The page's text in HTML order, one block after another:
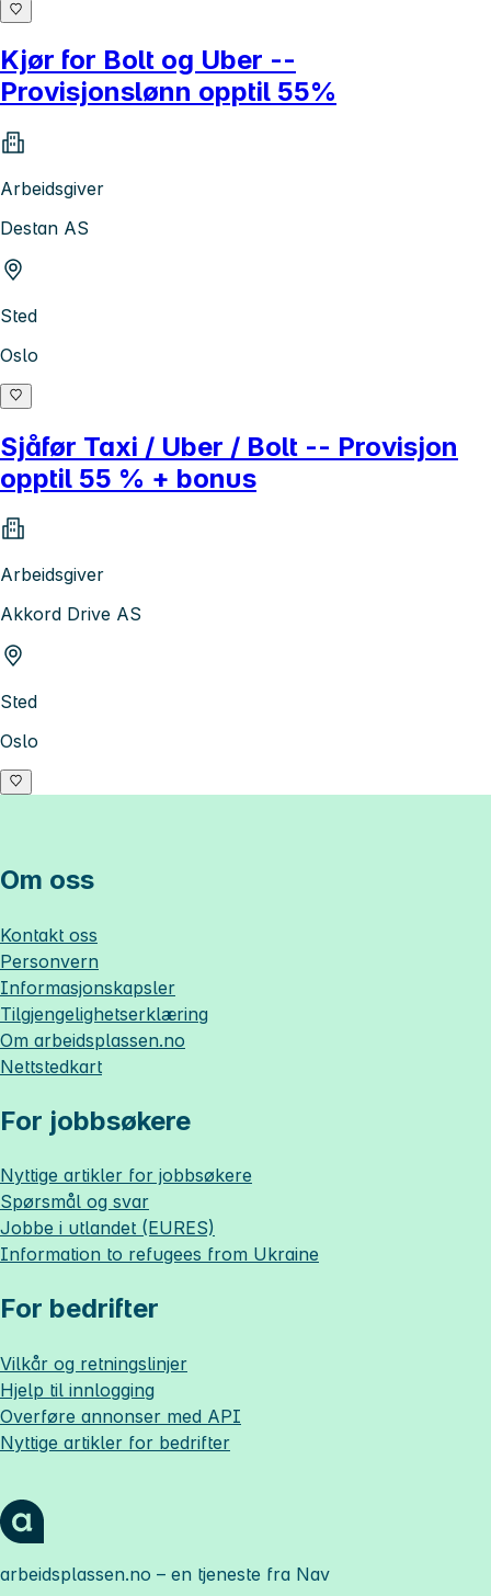
Kjør for Bolt og Uber --
Provisjonslønn opptil 55%
Arbeidsgiver
Destan AS
Sted
Oslo
Sjåfør Taxi / Uber / Bolt -- Provisjon
opptil 55 % + bonus
Arbeidsgiver
Akkord Drive AS
Sted
Oslo
Om oss
Kontakt oss
Personvern
Informasjonskapsler
Tilgjengelighetserklæring
Om arbeidsplassen.no
Nettstedkart
For jobbsøkere
Nyttige artikler for jobbsøkere
Spørsmål og svar
Jobbe i utlandet (EURES)
Information to refugees from Ukraine
For bedrifter
Vilkår og retningslinjer
Hjelp til innlogging
Overføre annonser med API
Nyttige artikler for bedrifter
arbeidsplassen.no – en tjeneste fra Nav